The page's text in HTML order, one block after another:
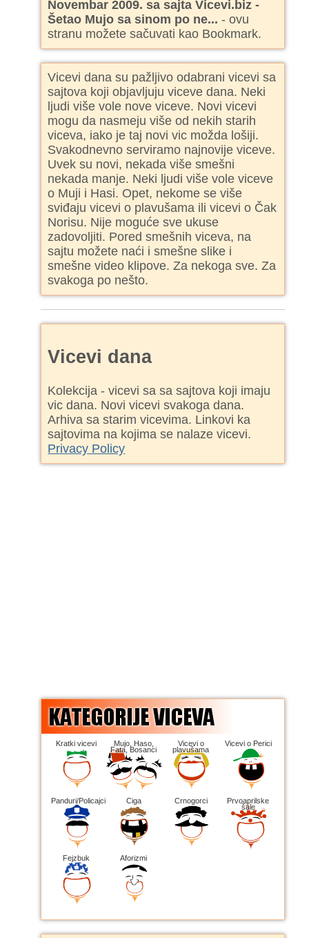
Novembar 2009. sa sajta Vicevi.biz -
Šetao Mujo sa sinom po ne... - ovu
stranu možete sačuvati kao Bookmark.
Vicevi dana su pažljivo odabrani vicevi sa
sajtova koji objavljuju viceve dana. Neki
ljudi više vole nove viceve. Novi vicevi
mogu da nasmeju više od nekih starih
viceva, iako je taj novi vic možda lošiji.
Svakodnevno serviramo najnovije viceve.
Uvek su novi, nekada više smešni
nekada manje. Neki ljudi više vole viceve
o Muji i Hasi. Opet, nekome se više
sviđaju vicevi o plavušama ili vicevi o Čak
Norisu. Nije moguće sve ukuse
zadovoljiti. Pored smešnih viceva, na
sajtu možete naći i smešne slike i
smešne video klipove. Za nekoga sve. Za
svakoga po nešto.
Vicevi dana
Kolekcija - vicevi sa sa sajtova koji imaju
vic dana. Novi vicevi svakoga dana.
Arhiva sa starim vicevima. Linkovi ka
sajtovima na kojima se nalaze vicevi.
Privacy Policy
Kratki vicevi Mujo, Haso,
Fata, Bosanci
Vicevi o
plavušama
Vicevi o Perici
Panduri/Policajci Ciga Crnogorci Prvoaprilske
šale
Fejzbuk Aforizmi